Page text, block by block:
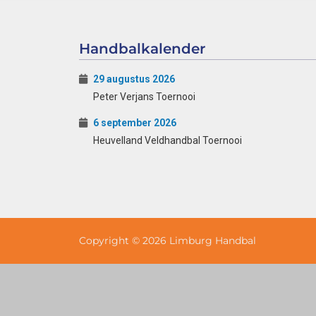
Handbalkalender
29 augustus 2026
Peter Verjans Toernooi
6 september 2026
Heuvelland Veldhandbal Toernooi
Copyright © 2026 Limburg Handbal